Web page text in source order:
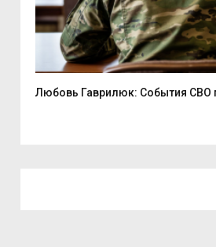
Любовь Гаврилюк: События СВО